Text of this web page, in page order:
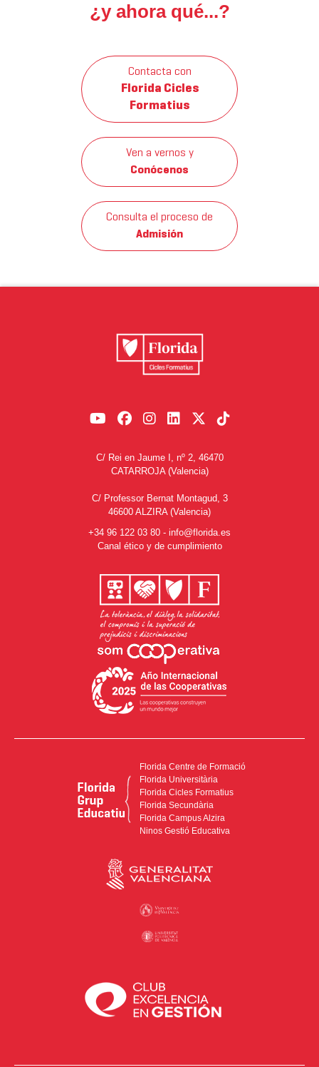
¿y ahora qué...?
Contacta con
Florida Cicles
Formatius
Ven a vernos y
Conócenos
Consulta el proceso de
Admisión
C/ Rei en Jaume I, nº 2, 46470
CATARROJA (Valencia)
C/ Professor Bernat Montagud, 3
46600 ALZIRA (Valencia)
+34 96 122 03 80 - info@florida.es
Canal ético y de cumplimiento
Florida Centre de Formació
Florida Universitària
Florida Cicles Formatius
Florida Secundària
Florida Campus Alzira
Ninos Gestió Educativa